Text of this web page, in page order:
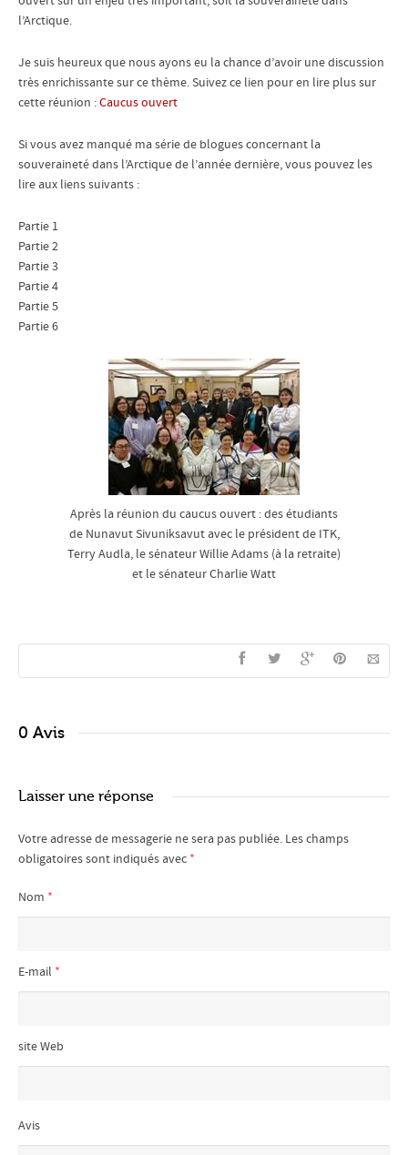
l’Arctique.
Je suis heureux que nous ayons eu la chance d’avoir une discussion
très enrichissante sur ce thème. Suivez ce lien pour en lire plus sur
cette réunion :Caucus ouvert
Si vous avez manqué ma série de blogues concernant la
souveraineté dans l’Arctique de l’année dernière, vous pouvez les
lire aux liens suivants :
Partie 1
Partie 2
Partie 3
Partie 4
Partie 5
Partie 6
Après la réunion du caucus ouvert : des étudiants
de Nunavut Sivuniksavut avec le président de ITK,
Terry Audla, le sénateur Willie Adams (à la retraite)
et le sénateur Charlie Watt
0 Avis
Laisser une réponse
Votre adresse de messagerie ne sera pas publiée. Les champs
obligatoires sont indiqués avec *
Nom *
E-mail *
site Web
Avis